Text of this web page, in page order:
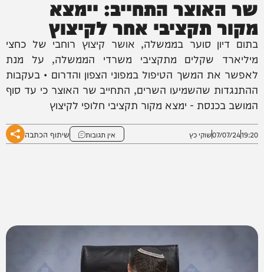
שר האוצר התחייב: יימצא
מקור תקציבי אחר לקיצוץ
בתום דיון סוער בממשלה, אושר קיצוץ רוחבי של כחצי
מיליארד שקלים מתקציבי משרדי הממשלה, על מנת
לאפשר את המשך הטיפול במפוני הצפון והדרום • בעקבות
ההתנגדות שהשמיעו השרים, התחייב שר האוצר כי עד סוף
המושב בכנסת - ימצא מקור תקציבי חלופי לקיצוץ
19:20
07/07/24שוקי כץ אין תגובות שיתוף הכתבה